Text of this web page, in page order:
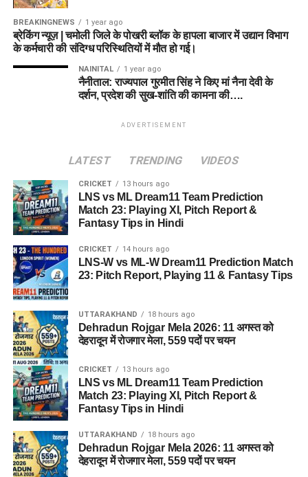
BREAKINGNEWS 1 year ago
ब्रेकिंग न्यूज़ | चमोली जिले के पोखरी ब्लॉक के हापला बाजार में उद्यान विभाग
के कर्मचारी की संदिग्ध परिस्थितियों में मौत हो गई।
NAINITAL 1 year ago
नैनीताल: राज्यपाल गुरमीत सिंह ने किए मां नैना देवी के
दर्शन, प्रदेश की सुख-शांति की कामना की….
ADVERTISEMENT
LATEST TRENDING VIDEOS
CRICKET 13 hours ago
LNS vs ML Dream11 Team Prediction
Match 23: Playing XI, Pitch Report &
Fantasy Tips in Hindi
CRICKET 14 hours ago
LNS-W vs ML-W Dream11 Prediction Match
23: Pitch Report, Playing 11 & Fantasy Tips
UTTARAKHAND 18 hours ago
Dehradun Rojgar Mela 2026: 11 अगस्त को
देहरादून में रोजगार मेला, 559 पदों पर चयन
CRICKET 13 hours ago
LNS vs ML Dream11 Team Prediction
Match 23: Playing XI, Pitch Report &
Fantasy Tips in Hindi
UTTARAKHAND 18 hours ago
Dehradun Rojgar Mela 2026: 11 अगस्त को
देहरादून में रोजगार मेला, 559 पदों पर चयन